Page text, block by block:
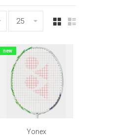
25
new
Yonex